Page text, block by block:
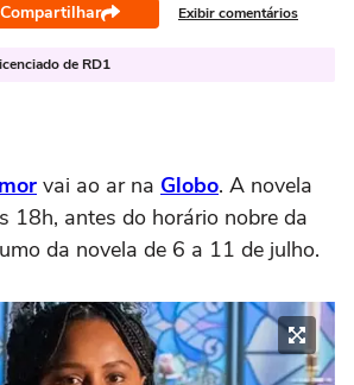
Compartilhar Exibir comentários
de RD1
vai ao ar na Globo. A novela
18h, antes do horário nobre da
da novela de 6 a 11 de julho.